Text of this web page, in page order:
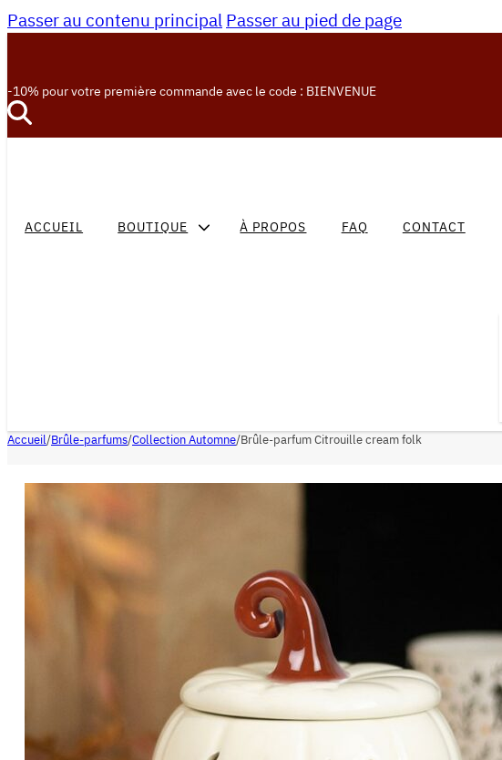
Passer au contenu principal Passer au pied de page
-10% pour votre première commande avec le code : BIENVENUE
ACCUEIL BOUTIQUE À PROPOS FAQ CONTACT
Accueil/Brûle-parfums/Collection Automne/Brûle-parfum Citrouille cream folk